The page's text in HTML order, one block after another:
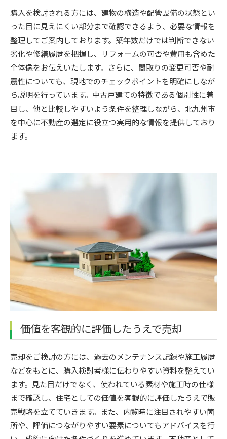
購入を検討される方には、建物の構造や配管設備の状態とい
った目に見えにくい部分まで確認できるよう、必要な情報を
整理してご案内しております。築年数だけでは判断できない
劣化や修繕履歴を把握し、リフォームの可否や費用も含めた
全体像をお伝えいたします。さらに、間取りの変更可否や耐
震性についても、現地でのチェックポイントを明確にしなが
ら説明を行っています。中古戸建ての特徴である個別性に着
目し、他と比較しやすいよう条件を整理しながら、北九州市
を中心に不動産の選定に役立つ実用的な情報を提供しており
ます。
価値を客観的に評価したうえで売却
売却をご検討の方には、過去のメンテナンス記録や施工履歴
などをもとに、購入検討者様に伝わりやすい資料を整えてい
ます。見た目だけでなく、使われている素材や施工時の仕様
まで確認し、住宅としての価値を客観的に評価したうえで販
売戦略を立てていきます。また、内覧時に注目されやすい箇
所や、評価につながりやすい要素についてもアドバイスを行